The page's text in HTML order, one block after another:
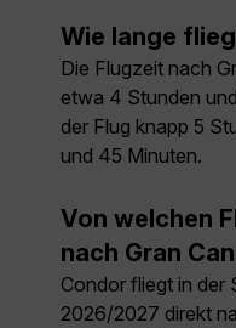
Wie lange
Die Flugzeit nach
etwa 4 Stunden
der Flug knapp 5
und 45 Minuten.
Von welchen
nach Gran
Condor fliegt in der
2026/2027 direkt